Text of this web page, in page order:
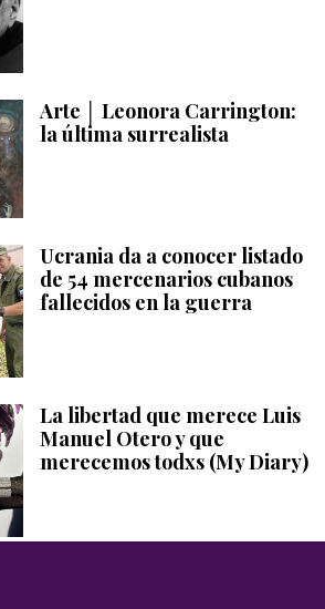
Arte │ Leonora Carrington:
la última surrealista
Ucrania da a conocer listado
de 54 mercenarios cubanos
fallecidos en la guerra
La libertad que merece Luis
Manuel Otero y que
merecemos todxs (My Diary)